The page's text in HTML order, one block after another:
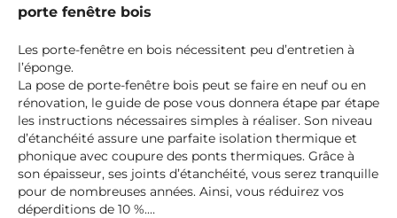
porte fenêtre bois
Les porte-fenêtre en bois nécessitent peu d’entretien à
l’éponge.
La pose de porte-fenêtre bois peut se faire en neuf ou en
rénovation, le guide de pose vous donnera étape par étape
les instructions nécessaires simples à réaliser. Son niveau
d’étanchéité assure une parfaite isolation thermique et
phonique avec coupure des ponts thermiques. Grâce à
son épaisseur, ses joints d’étanchéité, vous serez tranquille
pour de nombreuses années. Ainsi, vous réduirez vos
déperditions de 10 %.